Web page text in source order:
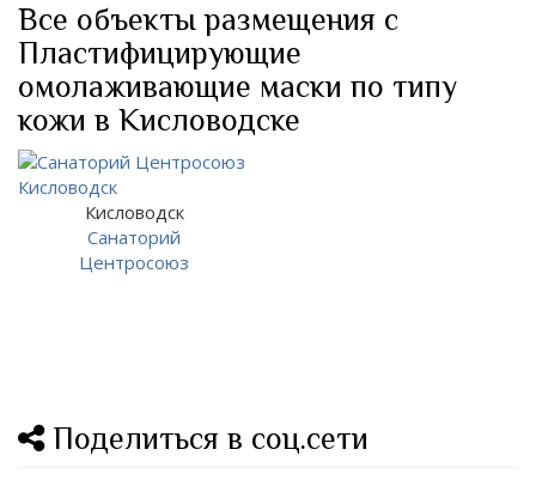
Все объекты размещения с
Пластифицирующие
омолаживающие маски по типу
кожи в Кисловодске
Кисловодск
Санаторий
Центросоюз
Поделиться в соц.сети